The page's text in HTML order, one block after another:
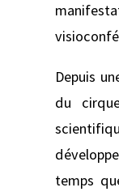
Depuis
du
temps